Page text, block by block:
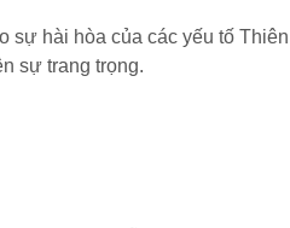
sự hài hòa của các yếu tố
sự trang trọng.